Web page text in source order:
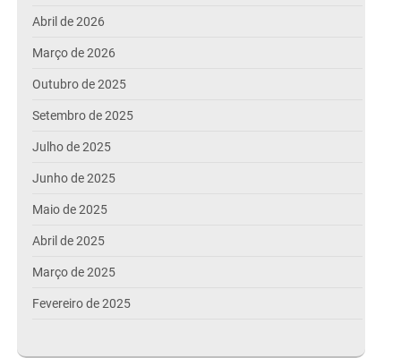
Abril de 2026
Março de 2026
Outubro de 2025
Setembro de 2025
Julho de 2025
Junho de 2025
Maio de 2025
Abril de 2025
Março de 2025
Fevereiro de 2025